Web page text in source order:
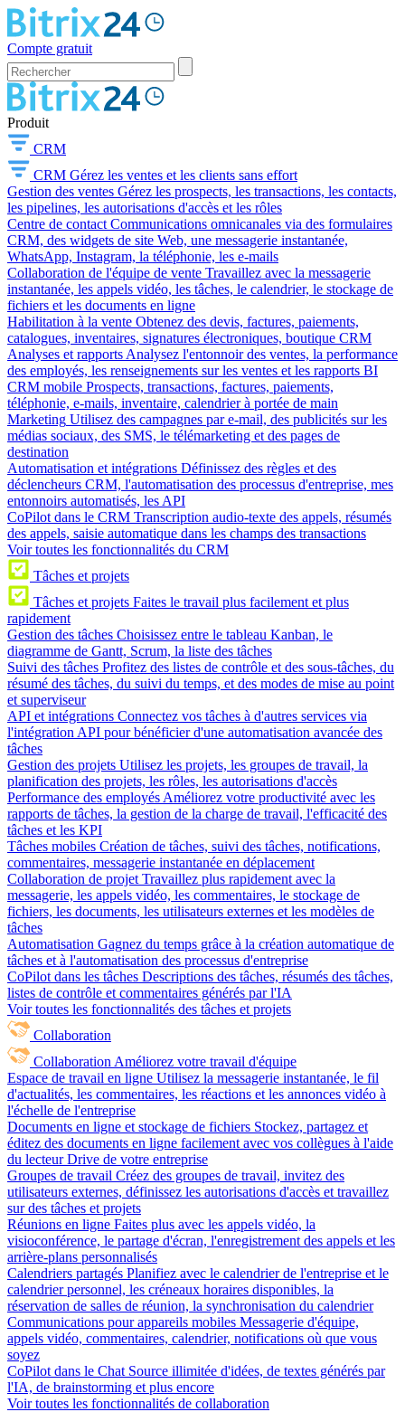
Compte gratuit
Produit
CRM
CRM Gérez les ventes et les clients sans effort
Gestion des ventes Gérez les prospects, les transactions, les contacts,
les pipelines, les autorisations d'accès et les rôles
Centre de contact Communications omnicanales via des formulaires
CRM, des widgets de site Web, une messagerie instantanée,
WhatsApp, Instagram, la téléphonie, les e-mails
Collaboration de l'équipe de vente Travaillez avec la messagerie
instantanée, les appels vidéo, les tâches, le calendrier, le stockage de
fichiers et les documents en ligne
Habilitation à la vente Obtenez des devis, factures, paiements,
catalogues, inventaires, signatures électroniques, boutique CRM
Analyses et rapports Analysez l'entonnoir des ventes, la performance
des employés, les renseignements sur les ventes et les rapports BI
CRM mobile Prospects, transactions, factures, paiements,
téléphonie, e-mails, inventaire, calendrier à portée de main
Marketing Utilisez des campagnes par e-mail, des publicités sur les
médias sociaux, des SMS, le télémarketing et des pages de
destination
Automatisation et intégrations Définissez des règles et des
déclencheurs CRM, l'automatisation des processus d'entreprise, mes
entonnoirs automatisés, les API
CoPilot dans le CRM Transcription audio-texte des appels, résumés
des appels, saisie automatique dans les champs des transactions
Voir toutes les fonctionnalités du CRM
Tâches et projets
Tâches et projets Faites le travail plus facilement et plus
rapidement
Gestion des tâches Choisissez entre le tableau Kanban, le
diagramme de Gantt, Scrum, la liste des tâches
Suivi des tâches Profitez des listes de contrôle et des sous-tâches, du
résumé des tâches, du suivi du temps, et des modes de mise au point
et superviseur
API et intégrations Connectez vos tâches à d'autres services via
l'intégration API pour bénéficier d'une automatisation avancée des
tâches
Gestion des projets Utilisez les projets, les groupes de travail, la
planification des projets, les rôles, les autorisations d'accès
Performance des employés Améliorez votre productivité avec les
rapports de tâches, la gestion de la charge de travail, l'efficacité des
tâches et les KPI
Tâches mobiles Création de tâches, suivi des tâches, notifications,
commentaires, messagerie instantanée en déplacement
Collaboration de projet Travaillez plus rapidement avec la
messagerie, les appels vidéo, les commentaires, le stockage de
fichiers, les documents, les utilisateurs externes et les modèles de
tâches
Automatisation Gagnez du temps grâce à la création automatique de
tâches et à l'automatisation des processus d'entreprise
CoPilot dans les tâches Descriptions des tâches, résumés des tâches,
listes de contrôle et commentaires générés par l'IA
Voir toutes les fonctionnalités des tâches et projets
Collaboration
Collaboration Améliorez votre travail d'équipe
Espace de travail en ligne Utilisez la messagerie instantanée, le fil
d'actualités, les commentaires, les réactions et les annonces vidéo à
l'échelle de l'entreprise
Documents en ligne et stockage de fichiers Stockez, partagez et
éditez des documents en ligne facilement avec vos collègues à l'aide
du lecteur Drive de votre entreprise
Groupes de travail Créez des groupes de travail, invitez des
utilisateurs externes, définissez les autorisations d'accès et travaillez
sur des tâches et projets
Réunions en ligne Faites plus avec les appels vidéo, la
visioconférence, le partage d'écran, l'enregistrement des appels et les
arrière-plans personnalisés
Calendriers partagés Planifiez avec le calendrier de l'entreprise et le
calendrier personnel, les créneaux horaires disponibles, la
réservation de salles de réunion, la synchronisation du calendrier
Communications pour appareils mobiles Messagerie d'équipe,
appels vidéo, commentaires, calendrier, notifications où que vous
soyez
CoPilot dans le Chat Source illimitée d'idées, de textes générés par
l'IA, de brainstorming et plus encore
Voir toutes les fonctionnalités de collaboration